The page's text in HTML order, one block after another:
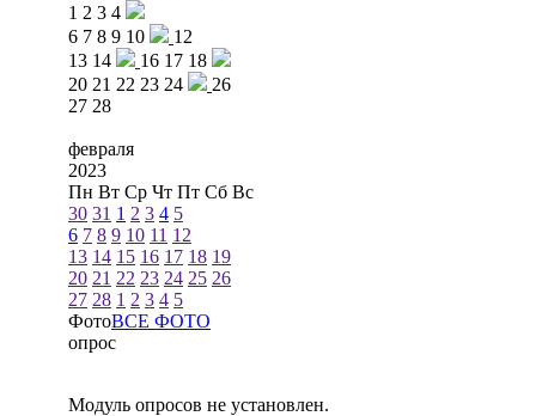
1 2 3 4
6 7 8 9 10
12
13 14 16 17 18
20 21 22 23 24
26
27 28
февраля
2023
Пн Вт Ср Чт Пт Сб Вс
30 31 1 2 3 4 5
6 7 8 9 10 11 12
13 14 15 16 17 18 19
20 21 22 23 24 25 26
27 28 1 2 3 4 5
ФотоВСЕ ФОТО
опрос
Модуль опросов не установлен.